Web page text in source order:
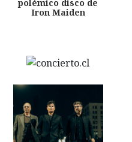
polémico disco de
Iron Maiden